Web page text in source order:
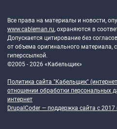
Все права на материалы и новости,
www.cableman.ru, охраняются в
Допускается цитирование без
от объема оригинального материала,
гиперссылкой.
©2005 - 2026 «Кабельщик»
Политика сайта "Кабельщик"
отношении обработки персональных
интернет
DrupalCoder — поддержка сайта c 2017